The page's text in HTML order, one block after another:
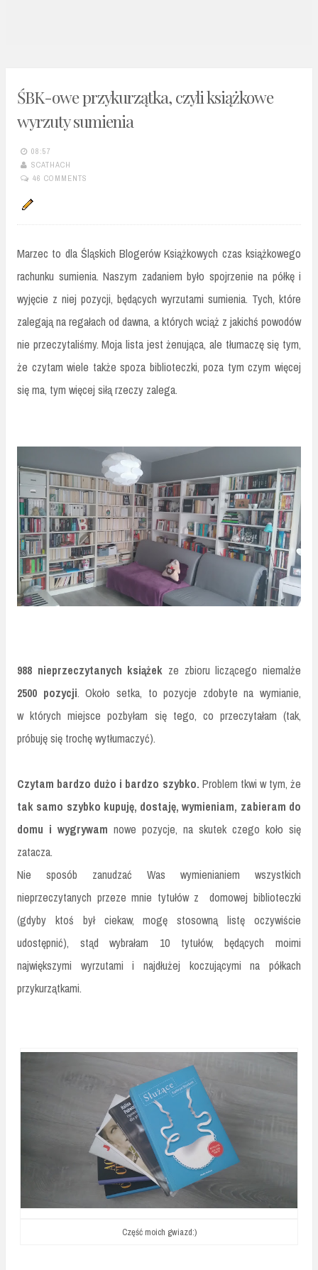
ŚBK-owe przykurzątka, czyli książkowe
wyrzuty sumienia
08:57
SCATHACH
46 COMMENTS
Marzec to dla Śląskich Blogerów Książkowych czas książkowego
rachunku sumienia. Naszym zadaniem było spojrzenie na półkę i
wyjęcie z niej pozycji, będących wyrzutami sumienia. Tych, które
zalegają na regałach od dawna, a których wciąż z jakichś powodów
nie przeczytaliśmy. Moja lista jest żenująca, ale tłumaczę się tym,
że czytam wiele także spoza biblioteczki, poza tym czym więcej
się ma, tym więcej siłą rzeczy zalega.
988 nieprzeczytanych książek ze zbioru liczącego niemalże
2500 pozycji. Około setka, to pozycje zdobyte na wymianie,
w których miejsce pozbyłam się tego, co przeczytałam (tak,
próbuję się trochę wytłumaczyć).
Czytam bardzo dużo i bardzo szybko. Problem tkwi w tym, że
tak samo szybko kupuję, dostaję, wymieniam, zabieram do
domu i wygrywam nowe pozycje, na skutek czego koło się
zatacza.
Nie sposób zanudzać Was wymienianiem wszystkich
nieprzeczytanych przeze mnie tytułów z domowej biblioteczki
(gdyby ktoś był ciekaw, mogę stosowną listę oczywiście
udostępnić), stąd wybrałam 10 tytułów, będących moimi
największymi wyrzutami i najdłużej koczującymi na półkach
przykurzątkami.
Część moich gwiazd:)